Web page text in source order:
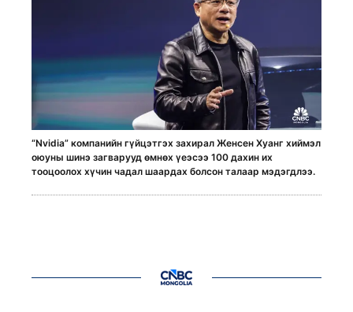
“Nvidia” компанийн гүйцэтгэх захирал Женсен Хуанг хиймэл
оюуны шинэ загварууд өмнөх үеэсээ 100 дахин их
тооцоолох хүчин чадал шаардах болсон талаар мэдэгдлээ.